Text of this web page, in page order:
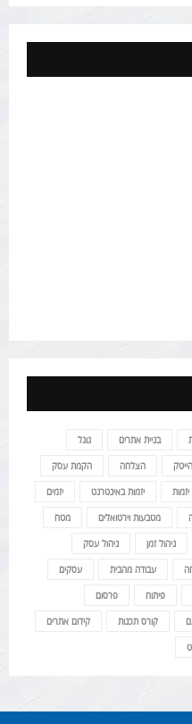
בניית אתרים גוגל
הצלחה הקמת עסק
יזמות יזמות באינטרנט יזמים
מטבעות וירטואלים מטח
ניהול זמן ניהול עסק
עבודה מהבית עסקים
פיתוח פרסום
קורס תכנות קידום אתרים